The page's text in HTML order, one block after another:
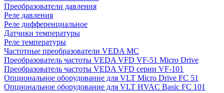
Преобразователи давления
Реле давления
Реле дифференциальное
Датчики температуры
Реле температуры
Частотные преобразователи VEDA MC
Преобразователь частоты VEDA VFD VF-51 Micro Drive
Преобразователь частоты VEDA VFD серии VF-101
Опциональное оборудование для VLT Micro Drive FC 51
Опциональное оборудование для VLT HVAC Basic FC 101